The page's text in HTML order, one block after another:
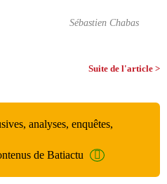
Sébastien Chabas
Suite de l'article >
analyses, enquêtes,
de Batiactu